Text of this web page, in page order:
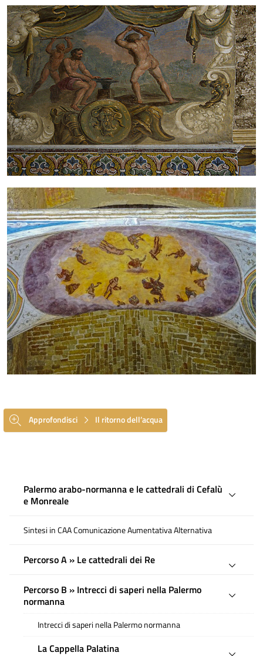
Approfondisci Il ritorno dell’acqua
Palermo arabo-normanna e le cattedrali di Cefalù
e Monreale
Sintesi in CAA Comunicazione Aumentativa Alternativa
Percorso A » Le cattedrali dei Re
Percorso B » Intrecci di saperi nella Palermo
normanna
Intrecci di saperi nella Palermo normanna
La Cappella Palatina